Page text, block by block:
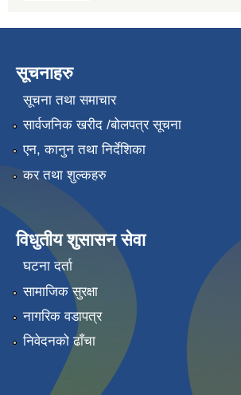
सूचनाहरु
सूचना तथा समाचार
सार्वजनिक खरीद /बोलपत्र सूचना
एन, कानुन तथा निर्देशिका
कर तथा शुल्कहरु
विधुतीय शुसासन सेवा
घटना दर्ता
सामाजिक सुरक्षा
नागरिक वडापत्र
निवेदनको ढाँचा